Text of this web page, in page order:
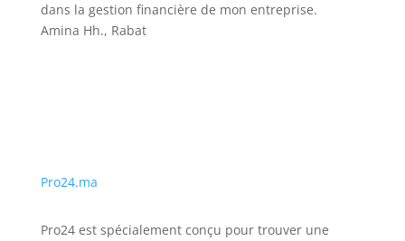
dans la gestion financière de mon entreprise.
Amina Hh., Rabat
Pro24.ma
Pro24 est spécialement conçu pour trouver une